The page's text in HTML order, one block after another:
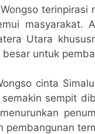
terinpirasi
masyarakat.
Utara
besar untuk
cinta
semakin sempit
pembangunan